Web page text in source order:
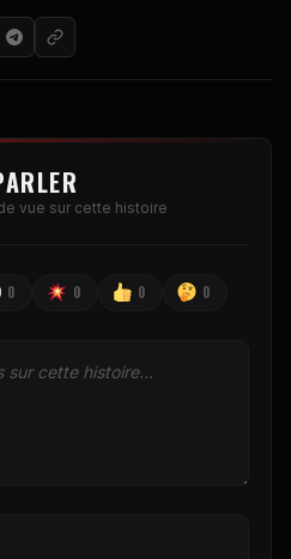
vue sur cette histoire
0 0 0 0